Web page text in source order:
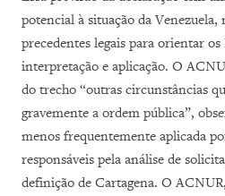
potencial à situação da Venezuela,
precedentes legais para orientar os
interpretação e aplicação. O
do trecho “outras circunstâncias
gravemente a ordem pública”,
menos frequentemente aplicada
responsáveis pela análise de
definição de Cartagena. O